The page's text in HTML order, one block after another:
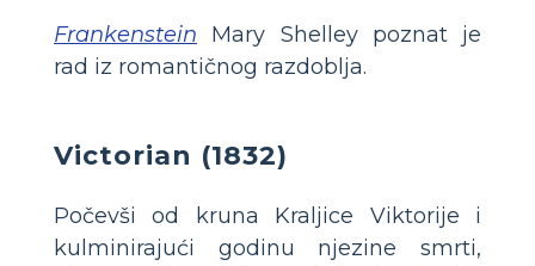
Frankenstein Mary Shelley poznat je
rad iz romantičnog razdoblja.
Victorian (1832)
Počevši od kruna Kraljice Viktorije i
kulminirajući godinu njezine smrti,